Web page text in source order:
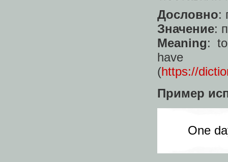
Дословно:
Значение:
Meaning:
(https://
Пример
One